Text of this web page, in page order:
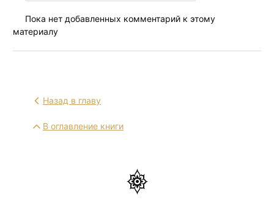
Пока нет добавленных комментарий к этому
материалу
Назад в главу
В оглавление книги